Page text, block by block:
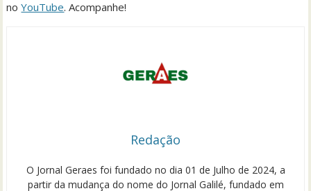
noYouTube. Acompanhe!
Redação
O Jornal Geraes foi fundado no dia 01 de Julho de 2024, a
partir da mudança do nome do Jornal Galilé, fundado em